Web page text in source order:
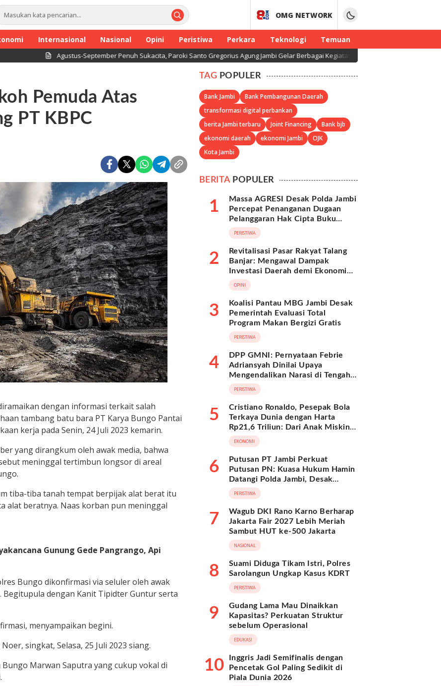
OMG NETWORK
Internasional Nasional Opini Peristiwa Perkara Teknologi Temuan
Agustus-September Penuh Sukacita, Paroki Santo Gregorius Agung Jambi Gelar Berbagai Kegiatan HUT RI dan HUT Paroki
Pemuda Atas
PT KBPC
dengan informasi terkait salah
tambang batu bara PT Karya Bungo Pantai
kerja pada Senin, 24 Juli 2023 kemarin.
yang dirangkum oleh awak media, bahwa
meninggal tertimbun longsor di areal
tiba-tiba tanah tempat berpijak alat berat itu
alat beratnya. Naas korban pun meninggal
Gunung Gede Pangrango, Api
Bungo dikonfirmasi via seluler oleh awak
Begitupula dengan Kanit Tipidter Guntur serta
menyampaikan begini.
singkat, Selasa, 25 Juli 2023 siang.
Marwan Saputra yang cukup vokal di
TAG POPULER
Bank Jambi
Bank Pembangunan Daerah
transformasi digital perbankan
berita Jambi terbaru
Joint Financing
Bank bjb
ekonomi daerah
ekonomi Jambi
OJK
Kota Jambi
BERITAPOPULER
1
Massa AGRESI Desak Polda Jambi
Percepat Penanganan Dugaan
Pelanggaran Hak Cipta Buku
Hukum Adat Melayu Jambi
PERISTIWA
2
Revitalisasi Pasar Rakyat Talang
Banjar: Mengawal Dampak
Investasi Daerah demi Ekonomi
Berkelanjutan
OPINI
3
Koalisi Pantau MBG Jambi Desak
Pemerintah Evaluasi Total
Program Makan Bergizi Gratis
PERISTIWA
4
DPP GMNI: Pernyataan Febrie
Adriansyah Dinilai Upaya
Mengendalikan Narasi di Tengah
Deretan Fakta yang Belum
Terjawab
PERISTIWA
5
Cristiano Ronaldo, Pesepak Bola
Terkaya Dunia dengan Harta
Rp21,6 Triliun: Dari Anak Miskin
hingga Miliarder
EKONOMI
6
Putusan PT Jambi Perkuat
Putusan PN: Kuasa Hukum Hamin
Datangi Polda Jambi, Desak
Pengusutan Dugaan Penipuan dan
Penggelapan BPKB
PERISTIWA
7
Wagub DKI Rano Karno Berharap
Jakarta Fair 2027 Lebih Meriah
Sambut HUT ke-500 Jakarta
NASIONAL
8
Suami Diduga Tikam Istri, Polres
Sarolangun Ungkap Kasus KDRT
PERISTIWA
9
Gudang Lama Mau Dinaikkan
Kapasitas? Perkuatan Struktur
sebelum Operasional
EDUKASI
10
Inggris Jadi Semifinalis dengan
Pencetak Gol Paling Sedikit di
Piala Dunia 2026